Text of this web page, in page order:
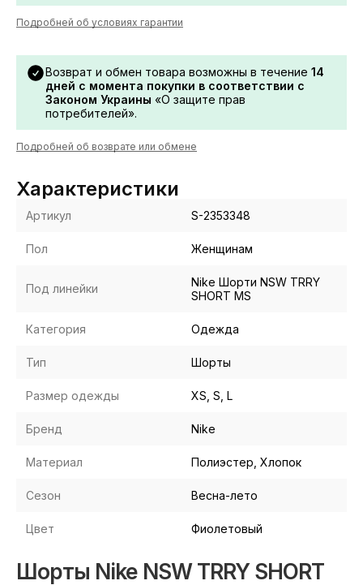
Подробней об условиях гарантии
Возврат и обмен товара возможны в течение 14
дней с момента покупки в соответствии с
Законом Украины «О защите прав
потребителей».
Подробней об возврате или обмене
Характеристики
Артикул S-2353348
Пол Женщинам
Под линейки
Nike Шорти NSW TRRY
SHORT MS
Категория Одежда
Тип Шорты
Размер одежды XS, S, L
Бренд Nike
Материал Полиэстер, Хлопок
Сезон Весна-лето
Цвет Фиолетовый
Шорты Nike NSW TRRY SHORT